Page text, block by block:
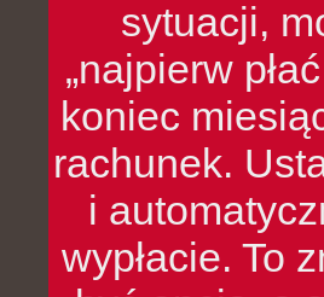
sytuacji,
„najpierw
koniec
rachunek.
i
wypłacie. To